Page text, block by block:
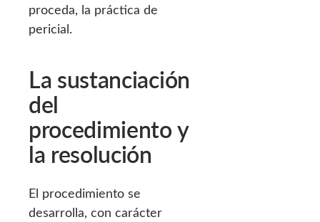
proceda, la práctica de
pericial.
La sustanciación
del
procedimiento y
la resolución
El procedimiento se
desarrolla, con carácter